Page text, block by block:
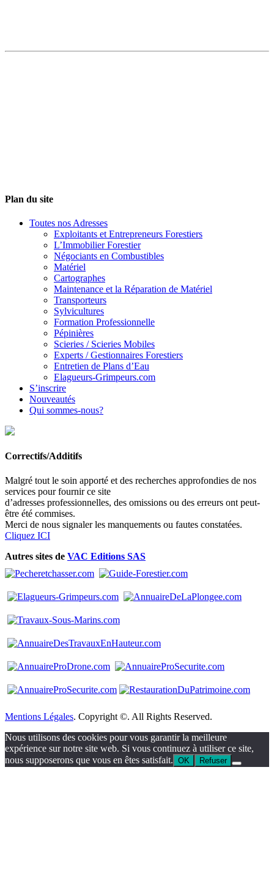
Plan du site
Toutes nos Adresses
Exploitants et Entrepreneurs Forestiers
L’Immobilier Forestier
Négociants en Combustibles
Matériel
Cartographes
Maintenance et la Réparation de Matériel
Transporteurs
Sylvicultures
Formation Professionnelle
Pépinières
Scieries / Scieries Mobiles
Experts / Gestionnaires Forestiers
Entretien de Plans d’Eau
Elagueurs-Grimpeurs.com
S’inscrire
Nouveautés
Qui sommes-nous?
Correctifs/Additifs
Malgré tout le soin apporté et des recherches approfondies de nos
services pour fournir ce site
d’adresses professionnelles, des omissions ou des erreurs ont peut-
être été commises.
Merci de nous signaler les manquements ou fautes constatées.
Cliquez ICI
Autres sites de VAC Editions SAS
Mentions Légales. Copyright ©. All Rights Reserved.
Nous utilisons des cookies pour vous garantir la meilleure
expérience sur notre site web. Si vous continuez à utiliser ce site,
nous supposerons que vous en êtes satisfait. OK Refuser